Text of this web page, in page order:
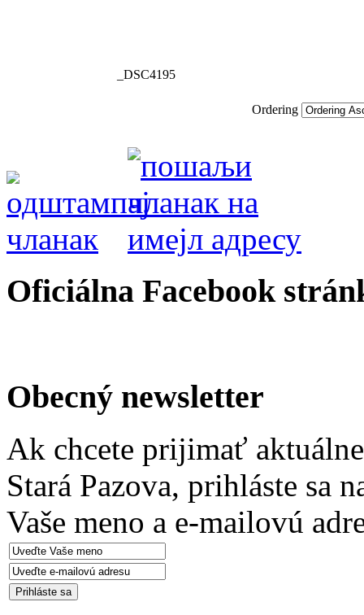
_DSC4195
Ordering
Oficiálna Facebook
Obecný newsletter
Ak chcete prijimať
Stará Pazova, prihláste sa
Vaše meno a e-mailovú